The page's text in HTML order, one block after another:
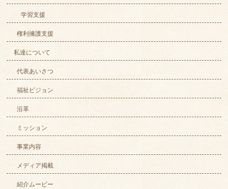
学習支援
権利擁護支援
私達について
代表あいさつ
福祉ビジョン
沿革
ミッション
事業内容
メディア掲載
紹介ムービー